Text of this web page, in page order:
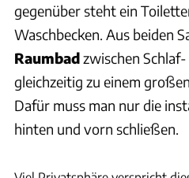
gegenüber steht ein
Waschbecken. Aus beiden
Raumbadzwischen
gleichzeitig zu einem
Dafür muss man nur die
hinten und vorn schließen.